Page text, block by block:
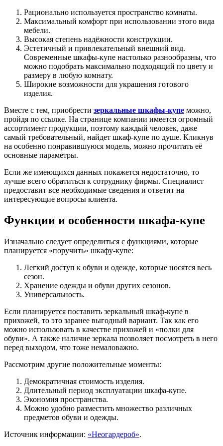
Рационально используется пространство комнаты.
Максимальный комфорт при использовании этого вида
мебели.
Высокая степень надёжности конструкции.
Эстетичный и привлекательный внешний вид.
Современные шкафы-купе настолько разнообразны, что
можно подобрать максимально подходящий по цвету и
размеру в любую комнату.
Широкие возможности для украшения готового
изделия.
Вместе с тем, приобрести зеркальные шкафы-купе можно,
пройдя по ссылке. На странице компании имеется огромный
ассортимент продукции, поэтому каждый человек, даже
самый требовательный, найдет шкаф-купе по душе. Кликнув
на особенно понравившуюся модель, можно прочитать её
основные параметры.
Если же имеющихся данных покажется недостаточно, то
лучше всего обратиться к сотруднику фирмы. Специалист
предоставит все необходимые сведения и ответит на
интересующие вопросы клиента.
Функции и особенности шкафа-купе
Изначально следует определиться с функциями, которые
планируется «поручить» шкафу-купе:
Легкий доступ к обуви и одежде, которые носятся весь
сезон.
Хранение одежды и обуви других сезонов.
Универсальность.
Если планируется поставить зеркальный шкаф-купе в
прихожей, то это заранее выгодный вариант. Так как его
можно использовать в качестве прихожей и «полки для
обуви». А также наличие зеркала позволяет посмотреть в него
перед выходом, что тоже немаловажно.
Рассмотрим другие положительные моменты:
Демократичная стоимость изделия.
Длительный период эксплуатации шкафа-купе.
Экономия пространства.
Можно удобно разместить множество различных
предметов обуви и одежды.
Источник информации: «Неогардероб».